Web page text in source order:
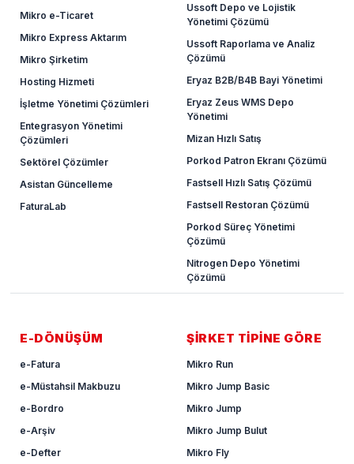
Mikro e-Ticaret
Mikro Express Aktarım
Mikro Şirketim
Hosting Hizmeti
İşletme Yönetimi Çözümleri
Entegrasyon Yönetimi
Çözümleri
Sektörel Çözümler
Asistan Güncelleme
FaturaLab
Ussoft Depo ve Lojistik
Yönetimi Çözümü
Ussoft Raporlama ve Analiz
Çözümü
Eryaz B2B/B4B Bayi Yönetimi
Eryaz Zeus WMS Depo
Yönetimi
Mizan Hızlı Satış
Porkod Patron Ekranı Çözümü
Fastsell Hızlı Satış Çözümü
Fastsell Restoran Çözümü
Porkod Süreç Yönetimi
Çözümü
Nitrogen Depo Yönetimi
Çözümü
E-DÖNÜŞÜM
e-Fatura
e-Müstahsil Makbuzu
e-Bordro
e-Arşiv
e-Defter
ŞİRKET TİPİNE GÖRE
Mikro Run
Mikro Jump Basic
Mikro Jump
Mikro Jump Bulut
Mikro Fly